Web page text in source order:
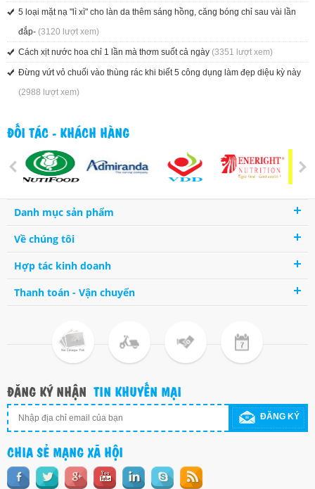
5 loại mặt nạ "lì xì" cho làn da thêm sáng hồng, căng bóng chỉ sau vài lần
đắp- (3120 lượt xem)
Cách xịt nước hoa chỉ 1 lần mà thơm suốt cả ngày (3351 lượt xem)
Đừng vứt vỏ chuối vào thùng rác khi biết 5 công dụng làm đẹp diệu kỳ này
(2988 lượt xem)
ĐỐI TÁC - KHÁCH HÀNG
Danh mục sản phẩm
Về chúng tôi
Hợp tác kinh doanh
Thanh toán - Vận chuyển
ĐĂNG KÝ NHẬN TIN KHUYẾN MẠI
ĐĂNG KÝ
CHIA SẺ MẠNG XÃ HỘI